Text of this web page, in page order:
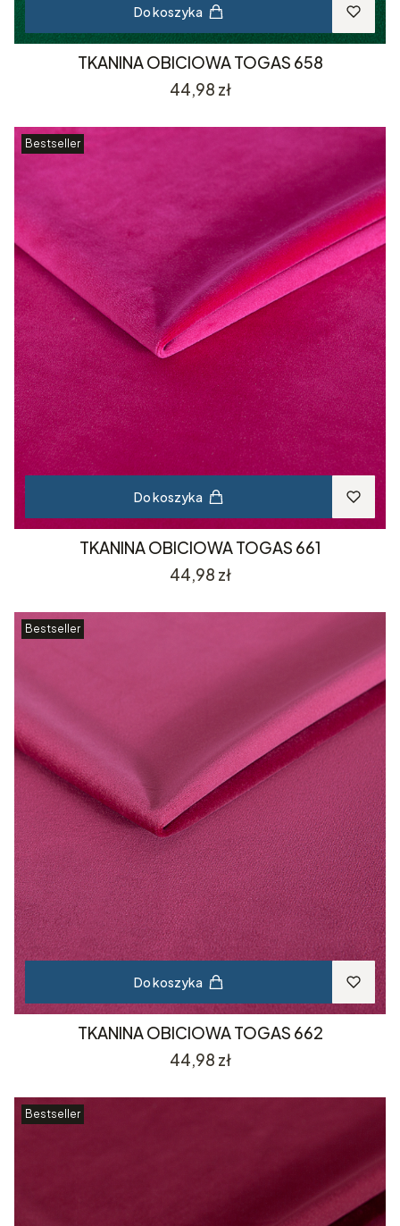
Do koszyka
TKANINA OBICIOWA TOGAS 658
Cena
44,98 zł
Bestseller
Do koszyka
TKANINA OBICIOWA TOGAS 661
Cena
44,98 zł
Bestseller
Do koszyka
TKANINA OBICIOWA TOGAS 662
Cena
44,98 zł
Bestseller